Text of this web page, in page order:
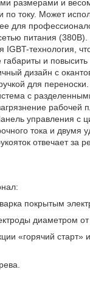
размерами и
току. Может
для
питания (380В).
IGBT-технология,
габариты и
дизайн с
для
с
рабочей
управления с
тока и двумя
отвечает за
покрытым
диаметром
«горячий старт»